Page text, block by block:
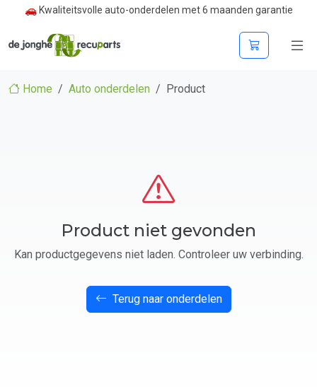
🚗 Kwaliteitsvolle auto-onderdelen met 6 maanden garantie
Home Auto onderdelen Product
Product niet gevonden
Kan productgegevens niet laden. Controleer uw verbinding.
Terug naar onderdelen